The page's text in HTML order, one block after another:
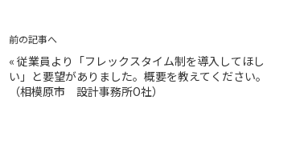
前の記事へ
« 従業員より「フレックスタイム制を導入してほし
い」と要望がありました。概要を教えてください。
（相模原市 設計事務所O社）